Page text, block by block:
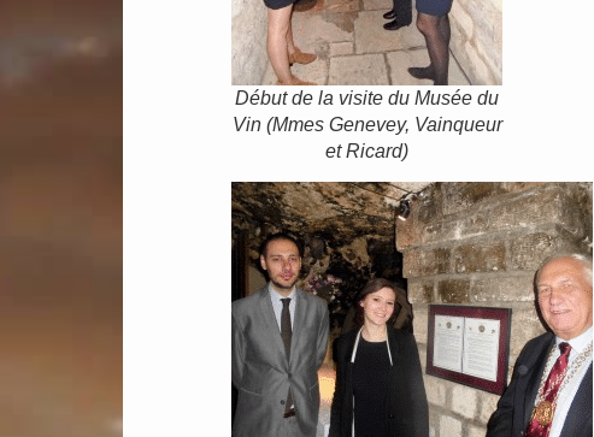
Début de la visite du Musée du
Vin (Mmes Genevey, Vainqueur
et Ricard)